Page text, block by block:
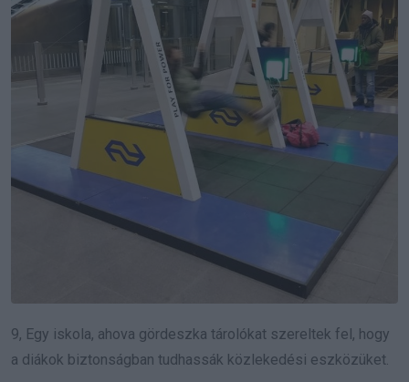
9, Egy iskola, ahova gördeszka tárolókat szereltek fel, hogy
a diákok biztonságban tudhassák közlekedési eszközüket.